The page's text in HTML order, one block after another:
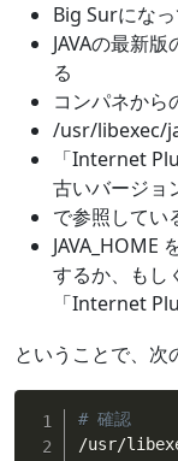
Big Surになっ
JAVAの最新
る
コンパネから
/usr/libexec/
「Internet
古いバージョ
で参照して
JAVA_HOME
するか、もし
「Internet
ということで、次
# 確認
/usr/